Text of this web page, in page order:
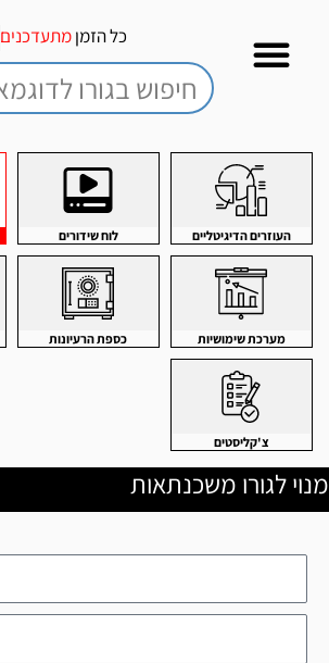
כל הזמןמתעדכנים
העוזרים הדיגיטליים לוח שידורים
מערכת שימושיות כספת הרעיונות
צ'קליסטים
מנוי לגורו משכנתאות